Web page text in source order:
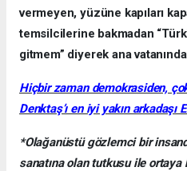
vermeyen, yüzüne kapıları
temsilcilerine bakmadan
gitmem” diyerek ana
Hiçbir zaman demokrasiden,
Denktaş’ı en iyi yakın
*Olağanüstü gözlemci bir
sanatına olan tutkusu ile